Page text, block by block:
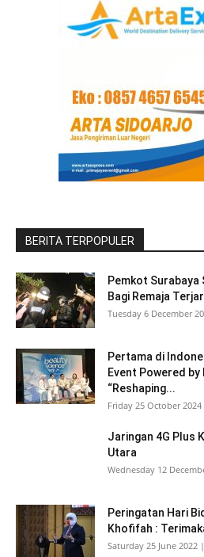
BERITA TERPOPULER
Pemkot Surabaya
Bagi Remaja
Tuesday 6 December
Pertama di
Event Powered
“Reshaping...
Friday 25 October
Jaringan 4G Plus
Utara
Wednesday 12
Peringatan Hari
Khofifah :
Saturday 25 June 2022